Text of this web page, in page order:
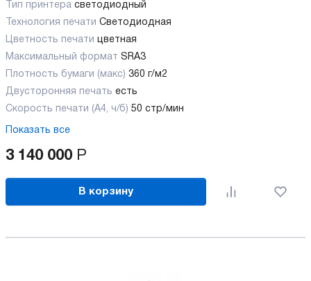
Тип принтера светодиодный
Технология печати Светодиодная
Цветность печати цветная
Максимальный формат SRA3
Плотность бумаги (макс) 360 г/м2
Двусторонняя печать есть
Скорость печати (А4, ч/б) 50 стр/мин
Показать все
3 140 000 Р
В корзину